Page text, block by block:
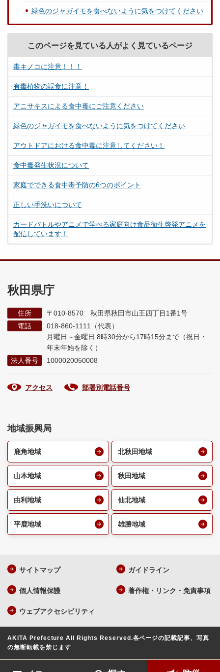
緑色のジャガイモを食べないように気をつけてください
このページを見ている人がよく見ているページ
毒キノコに注意！！！
有毒植物の誤食に注意！
アニサキスによる食中毒にご注意ください
緑色のジャガイモを食べないように気をつけてください
アウトドアにおける食中毒に注意してください！
食中毒発生状況について
家庭でできる食中毒予防の6つのポイント
正しい手洗いについて
カードバトルやアニメで学べる家庭向け食品衛生啓発アニメを
配信しています！
秋田県庁
住所
〒010-8570 秋田県秋田市山王四丁目1番1号
電話
018-860-1111（代表）
月曜日～金曜日 8時30分から17時15分まで （祝日・
年末年始を除く）
法人番号
1000020050008
アクセス 部署別電話番号
地域振興局
鹿角地域 北秋田地域
山本地域 秋田地域
由利地域 仙北地域
平鹿地域 雄勝地域
サイトマップ ガイドライン
個人情報保護 著作権・リンク・免責事項
ウェブアクセシビリティ
AKITA Prefecture All Rights Reserved.各ページの記載記事、写真
の無断転載を禁じます